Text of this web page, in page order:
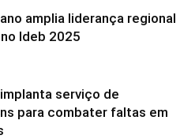
amplia liderança regional
Ideb 2025
serviço de
para combater faltas em